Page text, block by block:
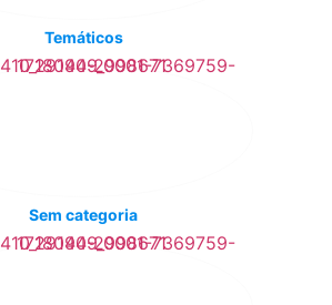
Temáticos
Sem categoria